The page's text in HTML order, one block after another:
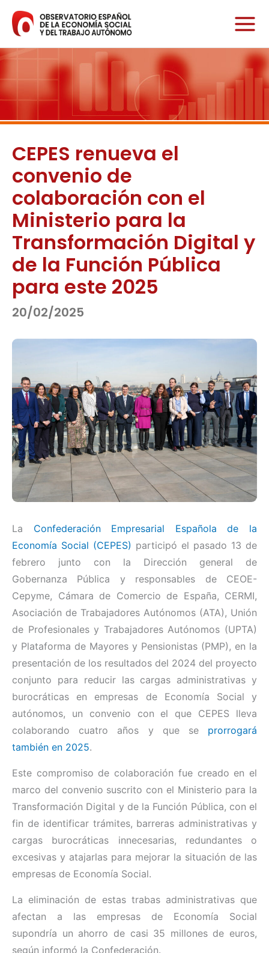
contenido
CEPES renueva el
convenio de
colaboración con el
Ministerio para la
Transformación Digital y
de la Función Pública
para este 2025
20/02/2025
La Confederación Empresarial Española de la
Economía Social (CEPES) participó el pasado 13 de
febrero junto con la Dirección general de
Gobernanza Pública y responsables de CEOE-
Cepyme, Cámara de Comercio de España, CERMI,
Asociación de Trabajadores Autónomos (ATA), Unión
de Profesionales y Trabajadores Autónomos (UPTA)
y Plataforma de Mayores y Pensionistas (PMP), en la
presentación de los resultados del 2024 del proyecto
conjunto para reducir las cargas administrativas y
burocráticas en empresas de Economía Social y
autónomos, un convenio con el que CEPES lleva
colaborando cuatro años y que se prorrogará
también en 2025.
Este compromiso de colaboración fue creado en el
marco del convenio suscrito con el Ministerio para la
Transformación Digital y de la Función Pública, con el
fin de identificar trámites, barreras administrativas y
cargas burocráticas innecesarias, redundantes o
excesivas y atajarlas para mejorar la situación de las
empresas de Economía Social.
La eliminación de estas trabas administrativas que
afectan a las empresas de Economía Social
supondría un ahorro de casi 35 millones de euros,
según informó la Confederación.